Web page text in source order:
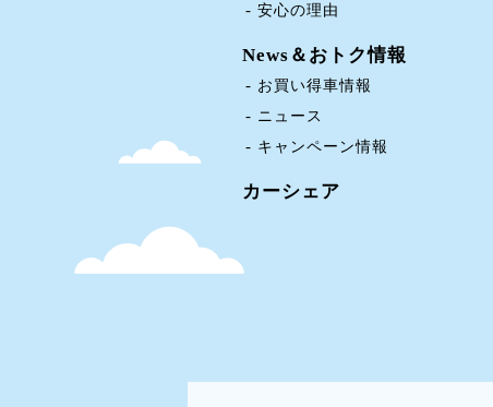
安心の理由
News＆おトク情報
お買い得車情報
ニュース
キャンペーン情報
カーシェア